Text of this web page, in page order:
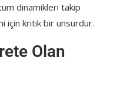
dinamikleri takip
için kritik bir unsurdur.
Olan